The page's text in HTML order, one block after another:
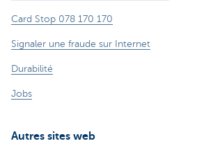
Card Stop 078 170 170
Signaler une fraude sur Internet
Durabilité
Jobs
Autres sites web